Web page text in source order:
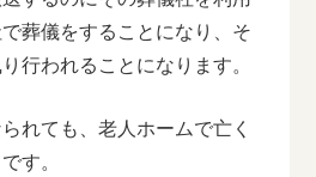
葬儀をすることになり、そ
行われることになります。
れても、老人ホームで亡く
す。